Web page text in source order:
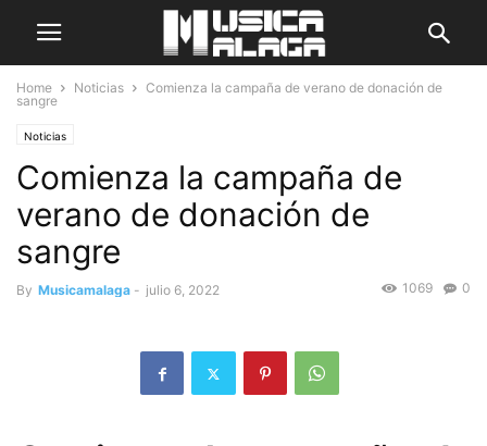
Home Noticias
Comienza la campaña de verano de donación de
sangre
Noticias
Comienza la campaña de
verano de donación de
sangre
By Musicamalaga - julio 6, 2022 0
1069